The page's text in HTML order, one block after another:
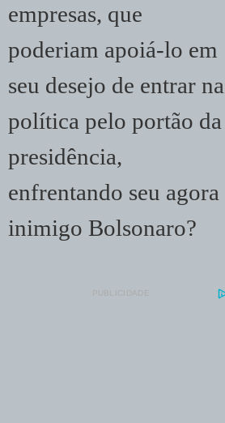
empresas, que
poderiam apoiá-lo em
seu desejo de entrar na
política pelo portão da
presidência,
enfrentando seu agora
inimigo Bolsonaro?
PUBLICIDADE